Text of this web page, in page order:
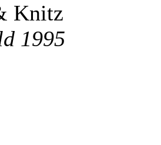
Knitz
1995